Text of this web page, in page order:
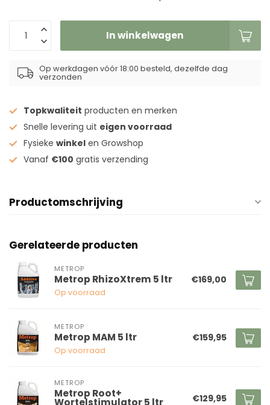
In winkelwagen
Op werkdagen vóór 18:00 besteld, dezelfde dag
verzonden
Topkwaliteit producten en merken
Snelle levering uit eigen voorraad
Fysieke winkel en Growshop
Vanaf €100 gratis verzending
Productomschrijving
Gerelateerde producten
METROP
Metrop RhizoXtrem 5 ltr
Op voorraad
€169,00
METROP
Metrop MAM 5 ltr
Op voorraad
€159,95
METROP
Metrop Root+
Wortelstimulator 5 ltr €129,95